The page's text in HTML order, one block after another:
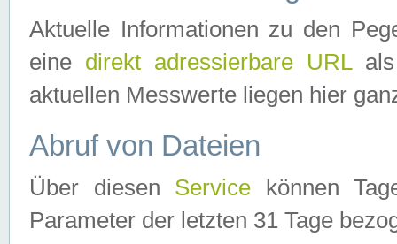
Aktuelle Informationen zu den
eine direkt adressierbare URLals
aktuellen Messwerte liegen hier
Abruf von Dateien
Über diesen Service können
Parameter der letzten 31 Tage